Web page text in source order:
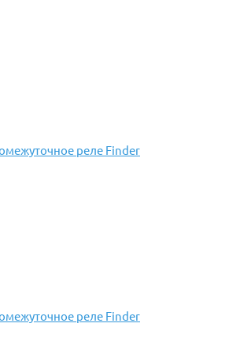
реле Finder
реле Finder